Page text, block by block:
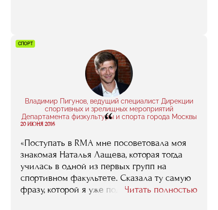
СПОРТ
Владимир Пигунов, ведущий специалист Дирекции
спортивных и зрелищных мероприятий
Департамента физкультуры и спорта города Москвы
“
20 ИЮНЯ 2016
«Поступать в RMA мне посоветовала моя
знакомая Наталья Лащева, которая тогда
училась в одной из первых групп на
спортивном факультете. Сказала ту самую
фразу, которой я уже поделился: мол,
Читать полностью